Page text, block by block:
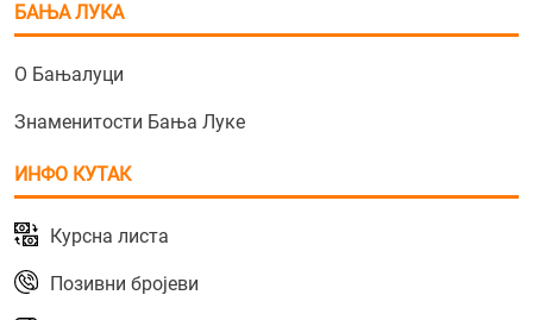
БАЊА ЛУКА
О Бањалуци
Знаменитости Бања Луке
ИНФО КУТАК
Курсна листа
Позивни бројеви